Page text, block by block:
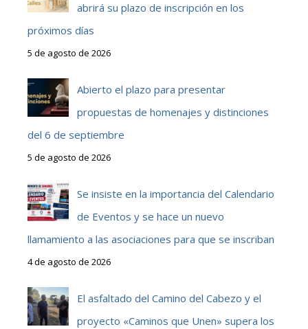
abrirá su plazo de inscripción en los
próximos días
5 de agosto de 2026
Abierto el plazo para presentar
propuestas de homenajes y distinciones
del 6 de septiembre
5 de agosto de 2026
Se insiste en la importancia del Calendario
de Eventos y se hace un nuevo
llamamiento a las asociaciones para que se inscriban
4 de agosto de 2026
El asfaltado del Camino del Cabezo y el
proyecto «Caminos que Unen» supera los